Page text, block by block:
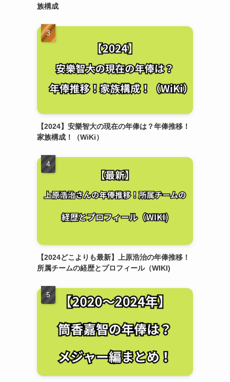
族構成
【2024】安樂智大の現在の年俸は？年俸推移！
家族構成！（WiKi）
【2024どこよりも最新】上原浩治の年俸推移！
所属チームの経歴とプロフィール（WIKI)